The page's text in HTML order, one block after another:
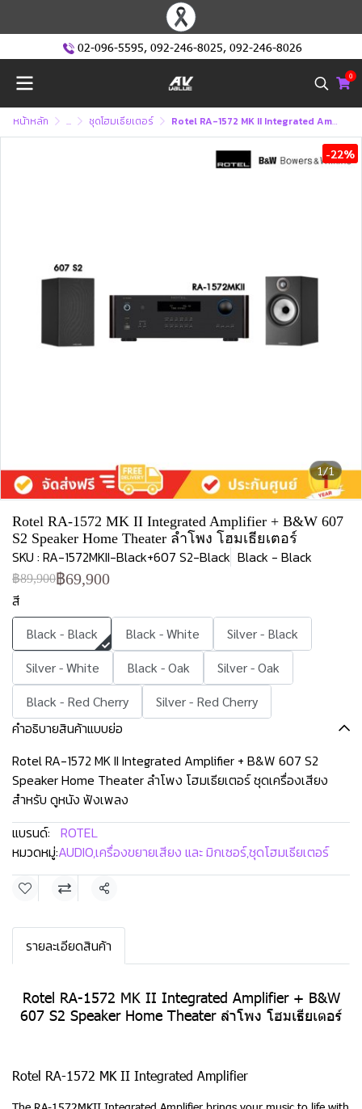
02-096-5595, 092-246-8025, 092-246-8026
0
หน้าหลัก ... ชุดโฮมเธียเตอร์ Rotel RA-1572 MK II Integrated Amplifier + B&W 607 S2 Speaker Home Theater ลำโพง โฮมเธียเตอร์
1/1
-22%
Rotel RA-1572 MK II Integrated Amplifier + B&W 607
S2 Speaker Home Theater ลำโพง โฮมเธียเตอร์
SKU : RA-1572MKII-Black+607 S2-Black Black - Black
฿89,900฿69,900
สี
Black - Black Black - White
Silver - Black
Silver - White
Black - Oak
Silver - Oak
Black - Red Cherry
Silver - Red Cherry
คำอธิบายสินค้าแบบย่อ
Rotel RA-1572 MK II Integrated Amplifier + B&W 607 S2
Speaker Home Theater ลำโพง โฮมเธียเตอร์ ชุดเครื่องเสียง
สำหรับ ดูหนัง ฟังเพลง
แบรนด์: ROTEL
หมวดหมู่:AUDIO,เครื่องขยายเสียง และ มิกเซอร์,ชุดโฮมเธียเตอร์
แชร์
รายละเอียดสินค้า
Rotel RA-1572 MK II Integrated Amplifier + B&W
607 S2 Speaker Home Theater ลำโพง โฮมเธียเตอร์
Rotel RA-1572 MK II Integrated Amplifier